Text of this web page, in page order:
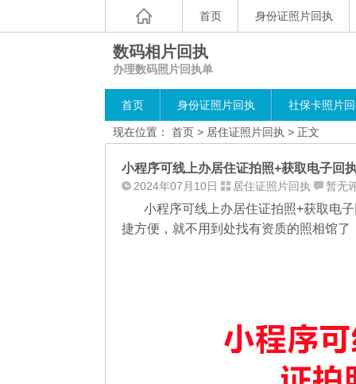
首页 身份证照片回执
数码相片回执
办理数码照片回执单
首页 身份证照片回执 社保卡照片
现在位置： 首页 > 居住证照片回执 > 正文
小程序可线上办居住证拍照+获取电子回
2024年07月10日 居住证照片回执 暂无
小程序可线上办居住证拍照+获取电
捷方便，就不用到处找有资质的照相馆了